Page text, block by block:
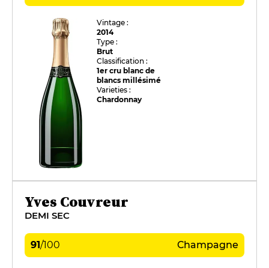
Vintage :
2014
Type :
Brut
Classification :
1er cru blanc de
blancs millésimé
Varieties :
Chardonnay
Yves Couvreur
DEMI SEC
91/100 Champagne